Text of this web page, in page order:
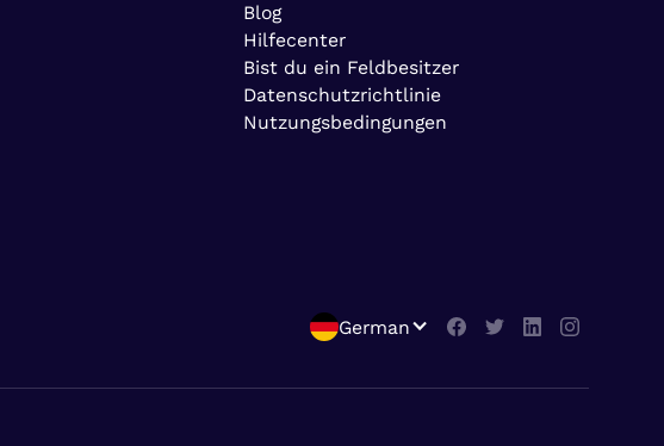
Blog
Hilfecenter
Bist du ein Feldbesitzer
Datenschutzrichtlinie
Nutzungsbedingungen
German